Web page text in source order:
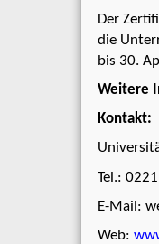
Der
die
bis 30.
Weitere
Kontakt:
Tel.:
E-Mail:
Web: